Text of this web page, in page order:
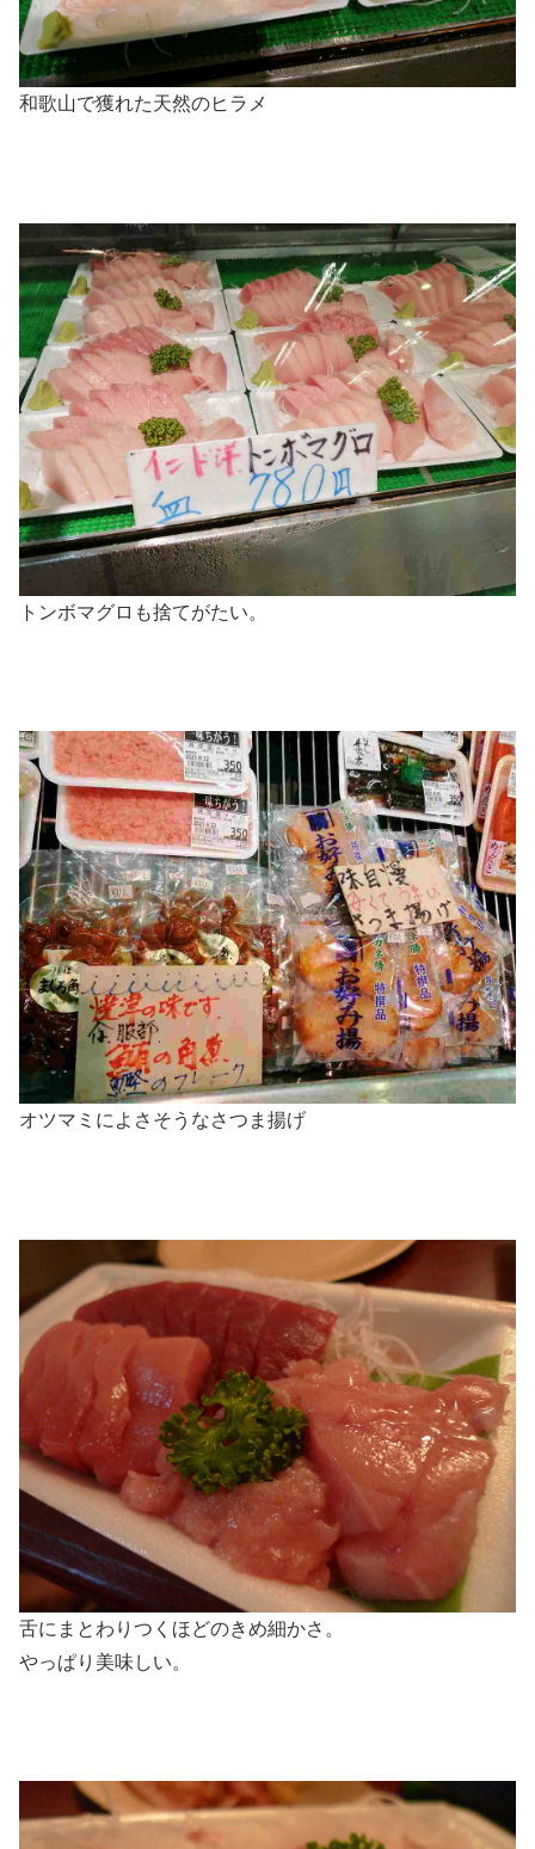
和歌山で獲れた天然のヒラメ
トンボマグロも捨てがたい。
オツマミによさそうなさつま揚げ
舌にまとわりつくほどのきめ細かさ。
やっぱり美味しい。